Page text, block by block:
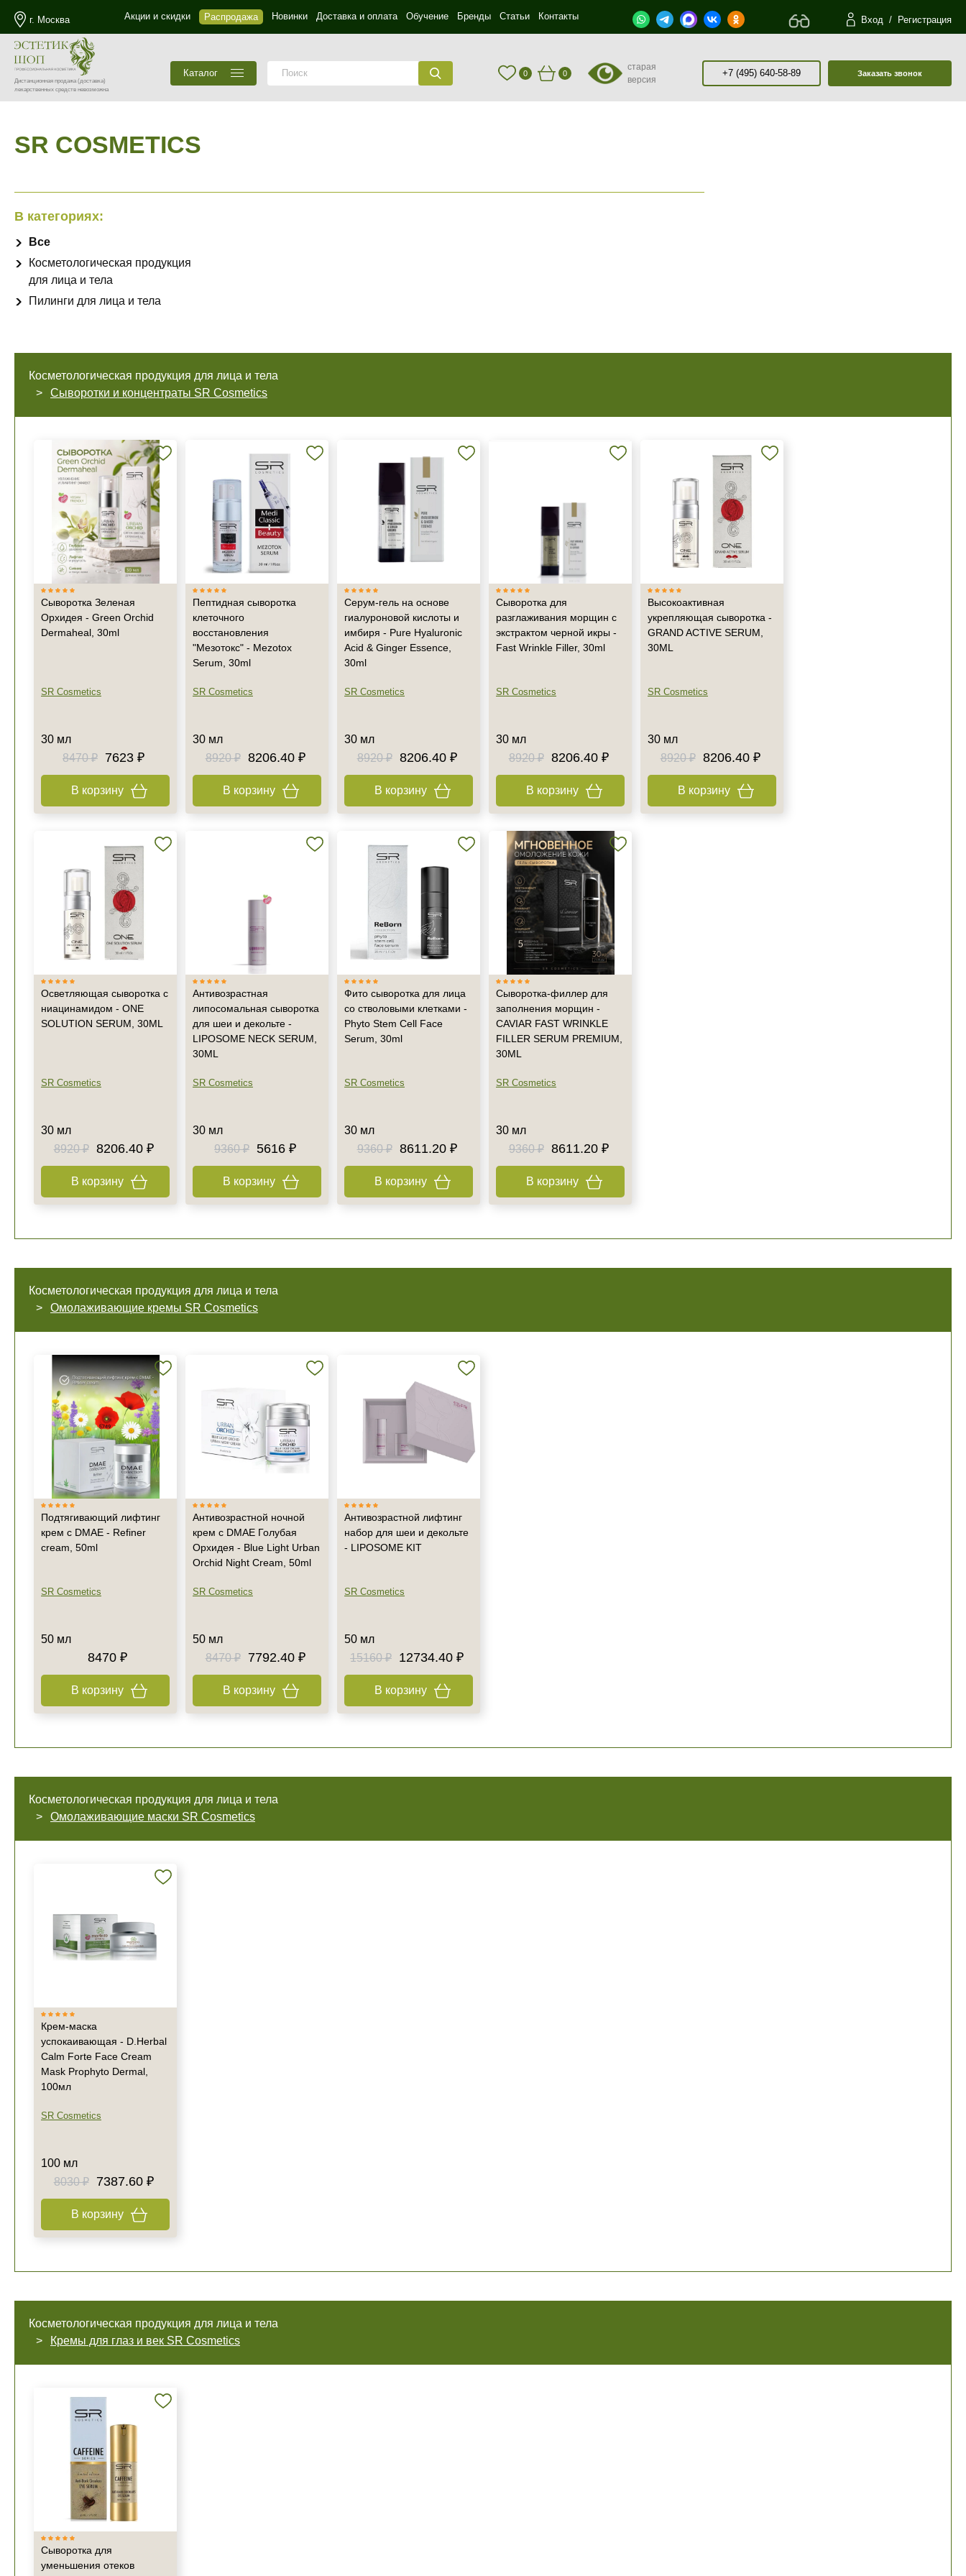
г. Москва Акции и скидки Распродажа Новинки Доставка и оплата Обучение Бренды Статьи Контакты Вход / Регистрация
Дистанционная продажа(доставка)
лекарственных средств невозможна
Каталог 0 0
старая
версия
+7 (495) 640-58-89 Заказать звонок
SR COSMETICS
В категориях:
Все
Косметологическая продукция
для лица и тела
Пилинги для лица и тела
Косметологическая продукция для лица и тела
Сыворотки и концентраты SR Cosmetics
Сыворотка Зеленая
Орхидея - Green Orchid
Dermaheal, 30ml
SR Cosmetics
30 мл
8470 ₽
7623 ₽
В корзину
Пептидная сыворотка
клеточного
восстановления
"Мезотокс" - Mezotox
Serum, 30ml
SR Cosmetics
30 мл
8920 ₽
8206.40 ₽
В корзину
Серум-гель на основе
гиалуроновой кислоты и
имбиря - Pure Hyaluronic
Acid & Ginger Essence,
30ml
SR Cosmetics
30 мл
8920 ₽
8206.40 ₽
В корзину
Сыворотка для
разглаживания морщин с
экстрактом черной икры -
Fast Wrinkle Filler, 30ml
SR Cosmetics
30 мл
8920 ₽
8206.40 ₽
В корзину
Высокоактивная
укрепляющая сыворотка -
GRAND ACTIVE SERUM,
30ML
SR Cosmetics
30 мл
8920 ₽
8206.40 ₽
В корзину
Осветляющая сыворотка с
ниацинамидом - ONE
SOLUTION SERUM, 30ML
SR Cosmetics
30 мл
8920 ₽
8206.40 ₽
В корзину
Антивозрастная
липосомальная сыворотка
для шеи и декольте -
LIPOSOME NECK SERUM,
30ML
SR Cosmetics
30 мл
9360 ₽ 5616 ₽
В корзину
Фито сыворотка для лица
со стволовыми клетками -
Phyto Stem Cell Face
Serum, 30ml
SR Cosmetics
30 мл
9360 ₽
8611.20 ₽
В корзину
Сыворотка-филлер для
заполнения морщин -
CAVIAR FAST WRINKLE
FILLER SERUM PREMIUM,
30ML
SR Cosmetics
30 мл
9360 ₽
8611.20 ₽
В корзину
Косметологическая продукция для лица и тела
Омолаживающие кремы SR Cosmetics
Подтягивающий лифтинг
крем с DMAE - Refiner
cream, 50ml
SR Cosmetics
50 мл
8470 ₽
В корзину
Антивозрастной ночной
крем с DMAE Голубая
Орхидея - Blue Light Urban
Orchid Night Cream, 50ml
SR Cosmetics
50 мл
8470 ₽
7792.40 ₽
В корзину
Антивозрастной лифтинг
набор для шеи и декольте
- LIPOSOME KIT
SR Cosmetics
50 мл
15160 ₽
12734.40 ₽
В корзину
Косметологическая продукция для лица и тела
Омолаживающие маски SR Cosmetics
Крем-маска
успокаивающая - D.Herbal
Calm Forte Face Cream
Mask Prophyto Dermal,
100мл
SR Cosmetics
100 мл
8030 ₽
7387.60 ₽
В корзину
Косметологическая продукция для лица и тела
Кремы для глаз и век SR Cosmetics
Сыворотка для
уменьшения отеков
Не показывать предложение о консультации